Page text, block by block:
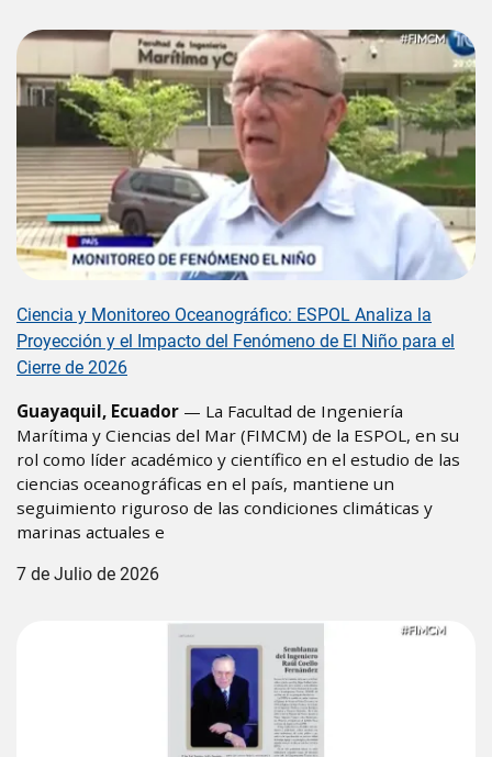
Ciencia y Monitoreo Oceanográfico: ESPOL Analiza la
Proyección y el Impacto del Fenómeno de El Niño para el
Cierre de 2026
Guayaquil, Ecuador — La Facultad de Ingeniería
Marítima y Ciencias del Mar (FIMCM) de la ESPOL, en su
rol como líder académico y científico en el estudio de las
ciencias oceanográficas en el país, mantiene un
seguimiento riguroso de las condiciones climáticas y
marinas actuales e
7 de Julio de 2026